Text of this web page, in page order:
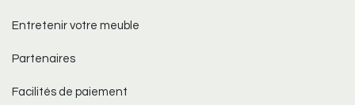
Entretenir votre meuble
Partenaires
Facilités de paiement